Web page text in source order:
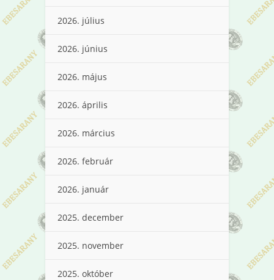
2026. július
2026. június
2026. május
2026. április
2026. március
2026. február
2026. január
2025. december
2025. november
2025. október